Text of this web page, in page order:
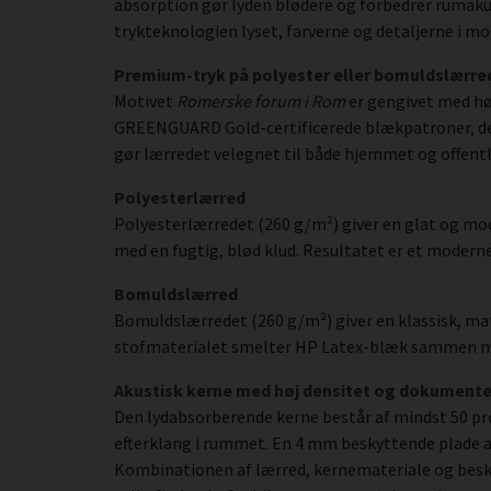
trykteknologien lyset, farverne og detaljerne i
Premium-tryk på polyester eller
Motivet Romerske forum i Rom er gengivet med
GREENGUARD Gold-certificerede blækpatroner,
gør lærredet velegnet til både hjemmet og
Polyesterlærred
Polyesterlærredet (260 g/m²) giver en glat og
med en fugtig, blød klud. Resultatet er et
Bomuldslærred
Bomuldslærredet (260 g/m²) giver en klassisk,
stofmaterialet smelter HP Latex-blæk sammen
Akustisk kerne med høj densitet og
Den lydabsorberende kerne består af mindst 50
efterklang i rummet. En 4 mm beskyttende
Kombinationen af lærred, kernemateriale og